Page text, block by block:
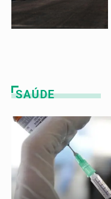
SAÚDE